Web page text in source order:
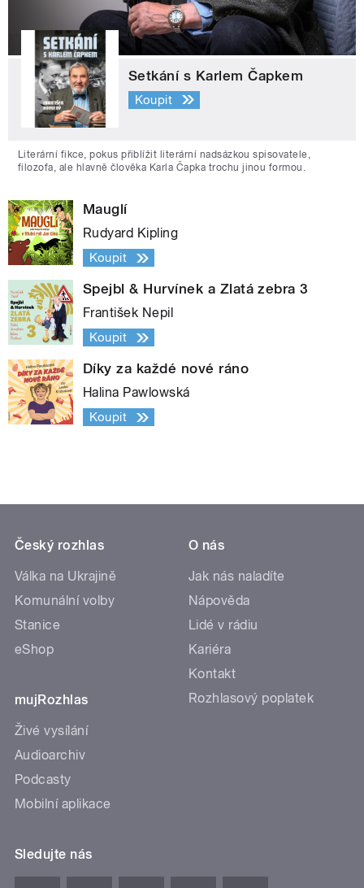
Setkání s Karlem Čapkem
Koupit
Literární fikce, pokus přiblížit literární nadsázkou spisovatele,
filozofa, ale hlavně člověka Karla Čapka trochu jinou formou.
Mauglí
Rudyard Kipling
Koupit
Spejbl & Hurvínek a Zlatá zebra 3
František Nepil
Koupit
Díky za každé nové ráno
Halina Pawlowská
Koupit
Český rozhlas
Válka na Ukrajině
Komunální volby
Stanice
eShop
mujRozhlas
Živé vysílání
Audioarchiv
Podcasty
Mobilní aplikace
O nás
Jak nás naladíte
Nápověda
Lidé v rádiu
Kariéra
Kontakt
Rozhlasový poplatek
Sledujte nás